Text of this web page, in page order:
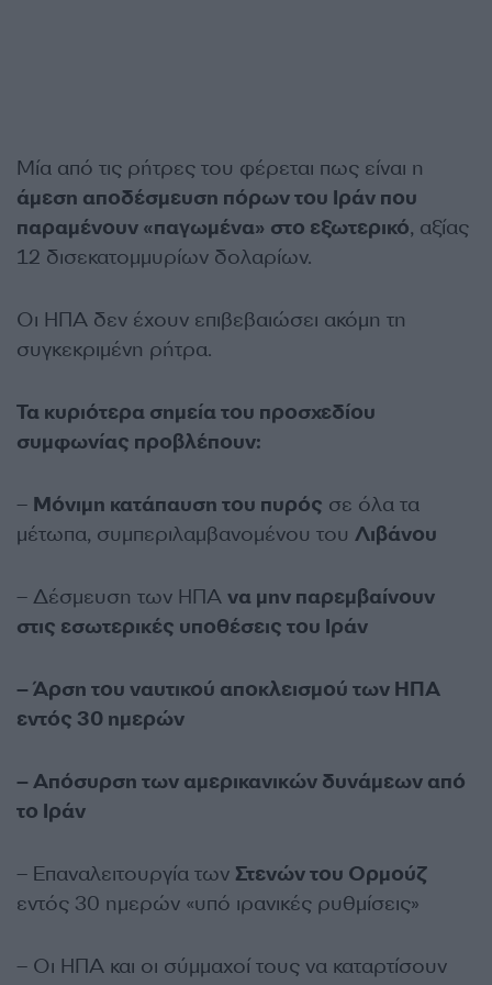
Μία από τις ρήτρες του φέρεται πως είναι η
άμεση αποδέσμευση πόρων του Ιράν που
παραμένουν «παγωμένα» στο εξωτερικό, αξίας
12 δισεκατομμυρίων δολαρίων.
Οι ΗΠΑ δεν έχουν επιβεβαιώσει ακόμη τη
συγκεκριμένη ρήτρα.
Τα κυριότερα σημεία του προσχεδίου
συμφωνίας προβλέπουν:
– Μόνιμη κατάπαυση του πυρός σε όλα τα
μέτωπα, συμπεριλαμβανομένου του Λιβάνου
– Δέσμευση των ΗΠΑ να μην παρεμβαίνουν
στις εσωτερικές υποθέσεις του Ιράν
– Άρση του ναυτικού αποκλεισμού των ΗΠΑ
εντός 30 ημερών
– Απόσυρση των αμερικανικών δυνάμεων από
το Ιράν
– Επαναλειτουργία των Στενών του Ορμούζ
εντός 30 ημερών «υπό ιρανικές ρυθμίσεις»
– Οι ΗΠΑ και οι σύμμαχοί τους να καταρτίσουν